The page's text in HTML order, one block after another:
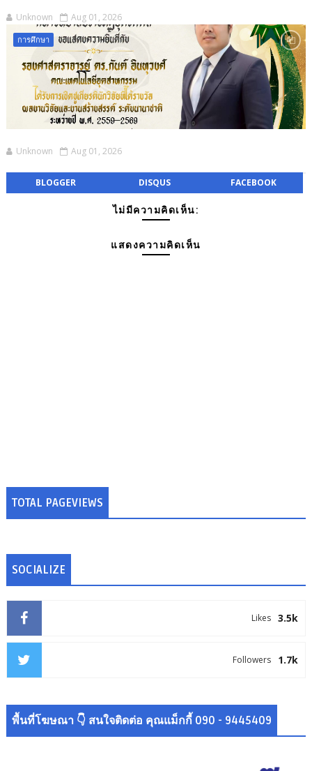
Unknown Aug 01, 2026
การศึกษา
Unknown Aug 01, 2026
BLOGGER DISQUS FACEBOOK
ไม่มีความคิดเห็น:
แสดงความคิดเห็น
TOTAL PAGEVIEWS
SOCIALIZE
3.5k
Likes
1.7k
Followers
พื้นที่โฆษณา 👇 สนใจติดต่อ คุณแม็กกี้ 090 - 9445409